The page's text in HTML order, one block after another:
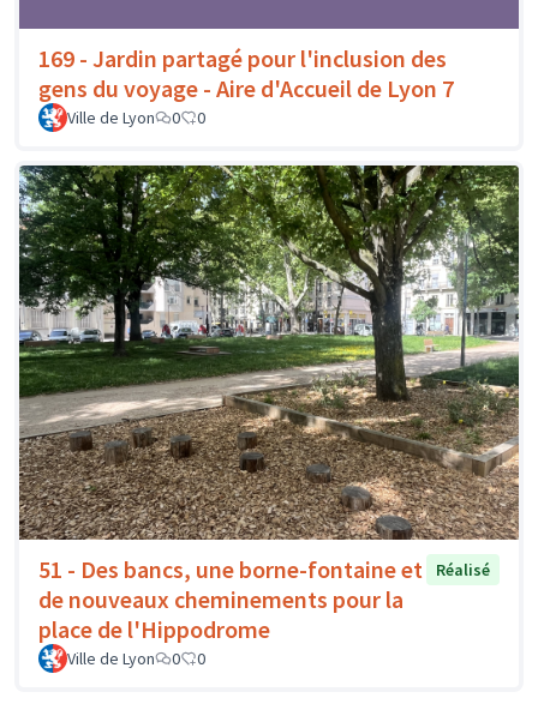
169 - Jardin partagé pour l'inclusion des
gens du voyage - Aire d'Accueil de Lyon 7
Ville de Lyon 0 0
51 - Des bancs, une borne-fontaine et
de nouveaux cheminements pour la
place de l'Hippodrome
Réalisé
Ville de Lyon 0 0